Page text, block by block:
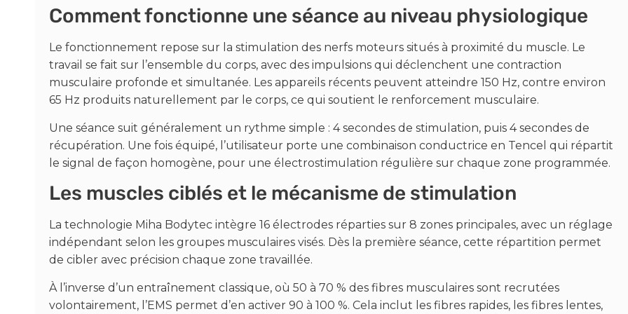
Comment fonctionne une séance au niveau physiologique
Le fonctionnement repose sur la stimulation des nerfs moteurs situés à proximité du muscle. Le
travail se fait sur l’ensemble du corps, avec des impulsions qui déclenchent une contraction
musculaire profonde et simultanée. Les appareils récents peuvent atteindre 150 Hz, contre environ
65 Hz produits naturellement par le corps, ce qui soutient le renforcement musculaire.
Une séance suit généralement un rythme simple : 4 secondes de stimulation, puis 4 secondes de
récupération. Une fois équipé, l’utilisateur porte une combinaison conductrice en Tencel qui répartit
le signal de façon homogène, pour une électrostimulation régulière sur chaque zone programmée.
Les muscles ciblés et le mécanisme de stimulation
La technologie Miha Bodytec intègre 16 électrodes réparties sur 8 zones principales, avec un réglage
indépendant selon les groupes musculaires visés. Dès la première séance, cette répartition permet
de cibler avec précision chaque zone travaillée.
À l’inverse d’un entraînement classique, où 50 à 70 % des fibres musculaires sont recrutées
volontairement, l’EMS permet d’en activer 90 à 100 %. Cela inclut les fibres rapides, les fibres lentes,